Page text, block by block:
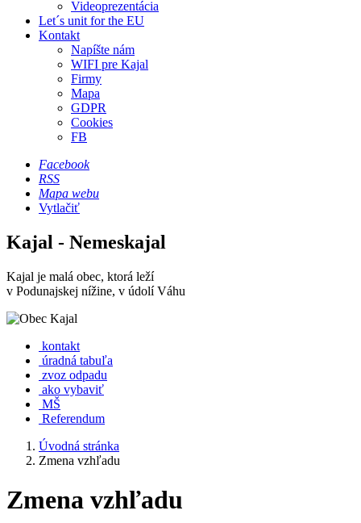
Videoprezentácia
Let´s unit for the EU
Kontakt
Napíšte nám
WIFI pre Kajal
Firmy
Mapa
GDPR
Cookies
FB
Facebook
RSS
Mapa webu
Vytlačiť
Kajal - Nemeskajal
Kajal je malá obec, ktorá leží
v Podunajskej nížine, v údolí Váhu
kontakt
úradná tabuľa
zvoz odpadu
ako vybaviť
MŠ
Referendum
Úvodná stránka
Zmena vzhľadu
Zmena vzhľadu